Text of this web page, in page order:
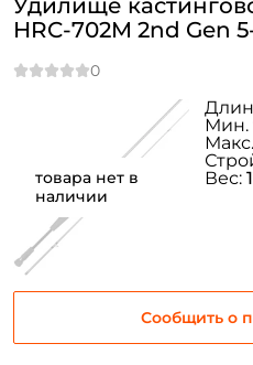
товара нет в
наличии
Удилище
HRC-702M 2nd Gen
Сообщить о
Мин.
Вес: